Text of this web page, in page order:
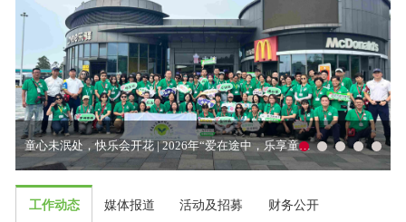
童心未泯处，快乐会开花 | 2026年“爱在途中，乐享童真”六一回访活动回顾
工作动态 媒体报道 活动及招募 财务公开